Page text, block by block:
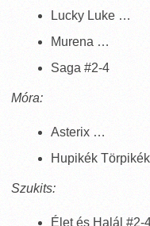
Lucky Luke …
Murena …
Saga #2-4
Móra:
Asterix …
Hupikék
Szukits:
Élet és Halál #2-